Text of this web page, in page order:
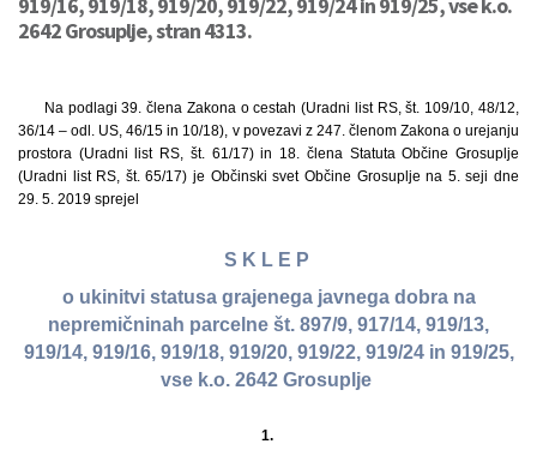
2642 Grosuplje, stran 4313.
Na podlagi 39. člena Zakona o cestah (Uradni list RS, št. 109/10, 48/12,
36/14 – odl. US, 46/15 in 10/18), v povezavi z 247. členom Zakona o urejanju
prostora (Uradni list RS, št. 61/17) in 18. člena Statuta Občine Grosuplje
(Uradni list RS, št. 65/17) je Občinski svet Občine Grosuplje na 5. seji dne
29. 5. 2019 sprejel
S K L E P
o ukinitvi statusa grajenega javnega dobra na
nepremičninah parcelne št. 897/9, 917/14, 919/13,
919/14, 919/16, 919/18, 919/20, 919/22, 919/24 in 919/25,
vse k.o. 2642 Grosuplje
1.